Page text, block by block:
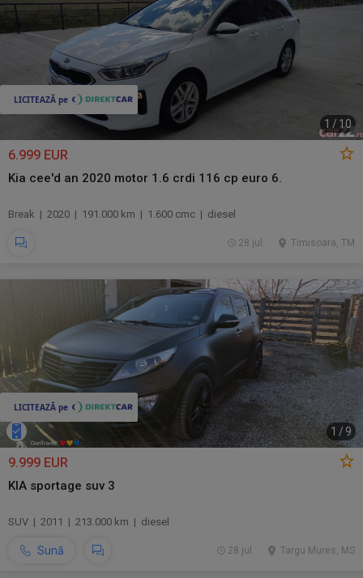
1 / 10
6.999 EUR
Kia cee'd an 2020 motor 1.6 crdi 116 cp euro 6.
Break | 2020 | 191.000 km | 1.600 cmc | diesel
Timisoara, TM
28 jul.
1 /9
9.999 EUR
KIA sportage suv 3
SUV | 2011 | 213.000 km | diesel
Sună Targu Mures, MS
28 jul.